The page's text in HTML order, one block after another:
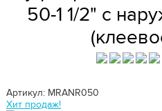
50-1 1/2" с
Артикул: MRANR050
Хит продаж!